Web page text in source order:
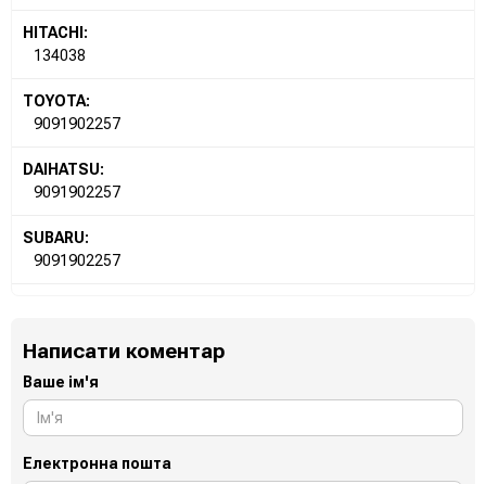
HITACHI:
134038
TOYOTA:
9091902257
DAIHATSU:
9091902257
SUBARU:
9091902257
Написати коментар
Ваше ім'я
Електронна пошта